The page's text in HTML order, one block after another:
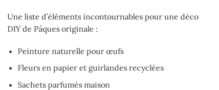
Une liste d’éléments incontournables pour une déco
DIY de Pâques originale :
Peinture naturelle pour œufs
Fleurs en papier et guirlandes recyclées
Sachets parfumés maison